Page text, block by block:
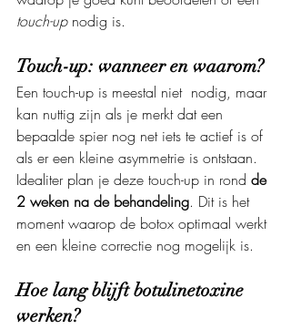
touch-up nodig is.
Touch-up: wanneer en waarom?
Een touch-up is meestal niet  nodig, maar
kan nuttig zijn als je merkt dat een
bepaalde spier nog net iets te actief is of
als er een kleine asymmetrie is ontstaan.
Idealiter plan je deze touch-up in rond de
2 weken na de behandeling. Dit is het
moment waarop de botox optimaal werkt
en een kleine correctie nog mogelijk is.
Hoe lang blijft botulinetoxine
werken?